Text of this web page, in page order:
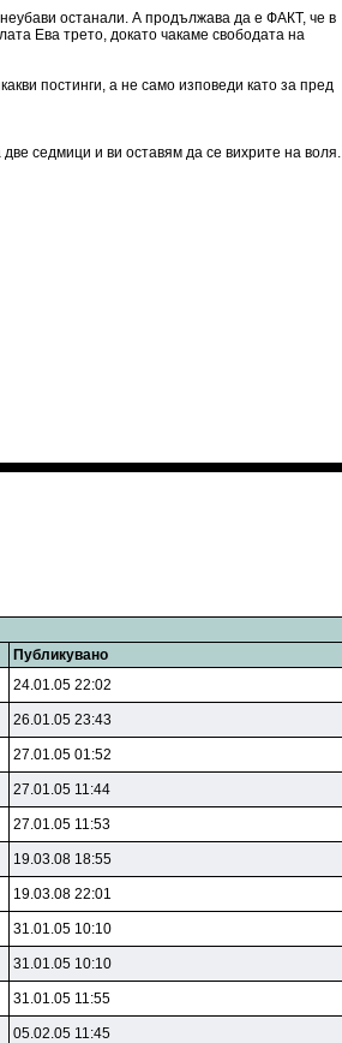
останали. А продължава да е ФАКТ, че в
Ева трето, докато чакаме свободата на
постинги, а не само изповеди като за пред
седмици и ви оставям да се вихрите на воля.
Публикувано
24.01.05 22:02
26.01.05 23:43
27.01.05 01:52
27.01.05 11:44
27.01.05 11:53
19.03.08 18:55
19.03.08 22:01
31.01.05 10:10
31.01.05 10:10
31.01.05 11:55
05.02.05 11:45